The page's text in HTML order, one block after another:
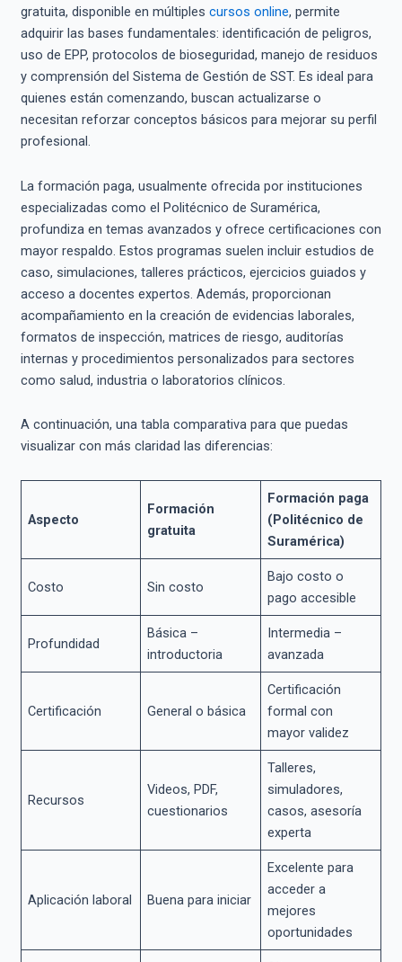
gratuita, disponible en múltiples cursos online, permite
adquirir las bases fundamentales: identificación de peligros,
uso de EPP, protocolos de bioseguridad, manejo de residuos
y comprensión del Sistema de Gestión de SST. Es ideal para
quienes están comenzando, buscan actualizarse o
necesitan reforzar conceptos básicos para mejorar su perfil
profesional.
La formación paga, usualmente ofrecida por instituciones
especializadas como el Politécnico de Suramérica,
profundiza en temas avanzados y ofrece certificaciones con
mayor respaldo. Estos programas suelen incluir estudios de
caso, simulaciones, talleres prácticos, ejercicios guiados y
acceso a docentes expertos. Además, proporcionan
acompañamiento en la creación de evidencias laborales,
formatos de inspección, matrices de riesgo, auditorías
internas y procedimientos personalizados para sectores
como salud, industria o laboratorios clínicos.
A continuación, una tabla comparativa para que puedas
visualizar con más claridad las diferencias:
Aspecto
Formación
gratuita
Formación paga
(Politécnico de
Suramérica)
Costo Sin costo
Bajo costo o
pago accesible
Profundidad
Básica –
introductoria
Intermedia –
avanzada
Certificación General o básica
Certificación
formal con
mayor validez
Recursos
Videos, PDF,
cuestionarios
Talleres,
simuladores,
casos, asesoría
experta
Aplicación laboral Buena para iniciar
Excelente para
acceder a
mejores
oportunidades